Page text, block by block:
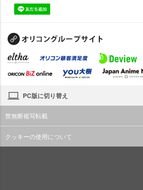
PC版に切り替え
禁無断複写転載
クッキーの使用について